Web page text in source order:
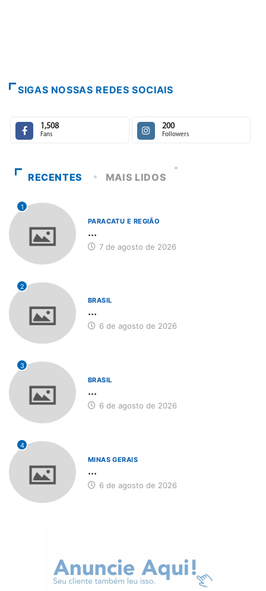
SIGAS NOSSAS REDES SOCIAIS
1,508
Fans
200
Followers
RECENTES MAIS LIDOS
1
PARACATU E REGIÃO
...
7 de agosto de 2026
2
BRASIL
...
6 de agosto de 2026
3
BRASIL
...
6 de agosto de 2026
4
MINAS GERAIS
...
6 de agosto de 2026